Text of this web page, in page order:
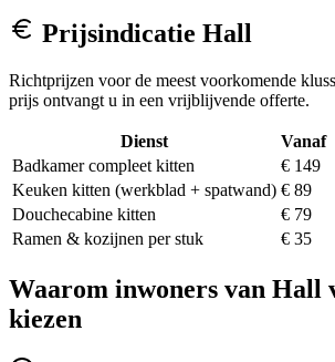
Prijsindicatie Hall
Richtprijzen voor de meest voorkomende
prijs ontvangt u in een vrijblijvende offerte.
Dienst
Vanaf
Badkamer compleet kitten
€ 149
Keuken kitten (werkblad + spatwand) € 89
Douchecabine kitten
€ 79
Ramen & kozijnen per stuk
€ 35
Waarom inwoners van Hall
kiezen